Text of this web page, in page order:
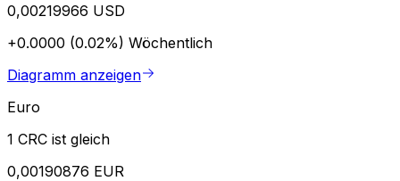
0,00219966 USD
+0.0000 (0.02%) Wöchentlich
Diagramm anzeigen
Euro
1 CRC ist gleich
0,00190876 EUR